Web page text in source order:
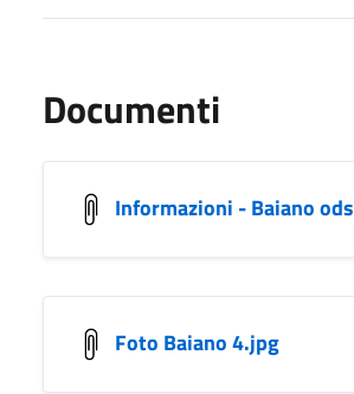
Documenti
Informazioni - Baiano ods
Foto Baiano 4.jpg